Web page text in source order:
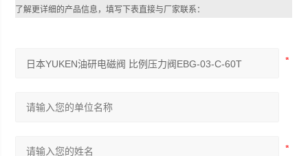
了解更详细的产品信息，填写下表直接与厂家联系：